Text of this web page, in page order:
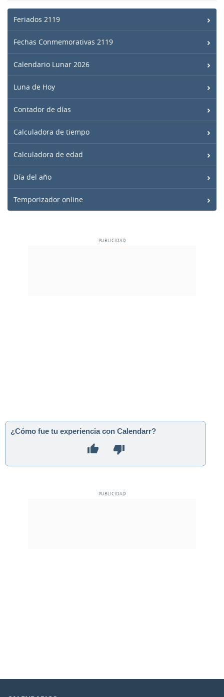
Feriados 2119
Fechas Conmemorativas 2119
Calendario Lunar 2026
Luna de Hoy
Contador de días
Calculadora de tiempo
Calculadora de edad
Día del año
Temporizador online
¿Cómo fue tu experiencia con Calendarr?